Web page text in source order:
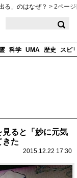
る」のはなぜ？ > 2ペー
科学 UMA 歴史 スピ
ると「妙に元気
きた
2015.12.22 17:30